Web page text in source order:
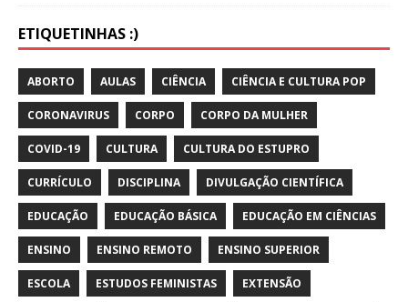
ETIQUETINHAS :)
ABORTO AULAS CIÊNCIA CIÊNCIA E CULTURA POP
CORONAVIRUS CORPO CORPO DA MULHER
COVID-19 CULTURA CULTURA DO ESTUPRO
CURRÍCULO DISCIPLINA DIVULGAÇÃO CIENTÍFICA
EDUCAÇÃO EDUCAÇÃO BÁSICA EDUCAÇÃO EM CIÊNCIAS
ENSINO ENSINO REMOTO ENSINO SUPERIOR
ESCOLA ESTUDOS FEMINISTAS EXTENSÃO